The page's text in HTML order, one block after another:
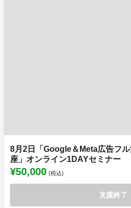
8月2日「Google＆Meta広告フ
座」オンライン1DAYセミナー
¥50,000 (税込)
支援終了